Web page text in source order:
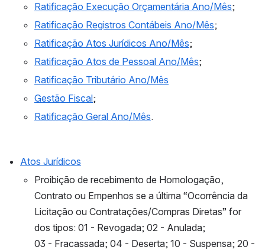
Ratificação Execução Orçamentária Ano/Mês;
Ratificação Registros Contábeis Ano/Mês;
Ratificação Atos Jurídicos Ano/Mês;
Ratificação Atos de Pessoal Ano/Mês;
Ratificação Tributário Ano/Mês
Gestão Fiscal;
Ratificação Geral Ano/Mês.
Atos Jurídicos
Proibição de recebimento de Homologação,
Contrato ou Empenhos se a última “Ocorrência da
Licitação ou Contratações/Compras Diretas” for
dos tipos: 01 - Revogada; 02 - Anulada;
03 - Fracassada; 04 - Deserta; 10 - Suspensa; 20 -